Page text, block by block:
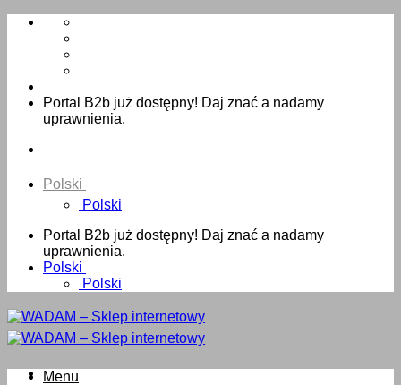
Skip
Portal B2b już dostępny! Daj znać a nadamy
uprawnienia.
Polski
Polski
Portal B2b już dostępny! Daj znać a nadamy
uprawnienia.
Polski
Polski
Menu